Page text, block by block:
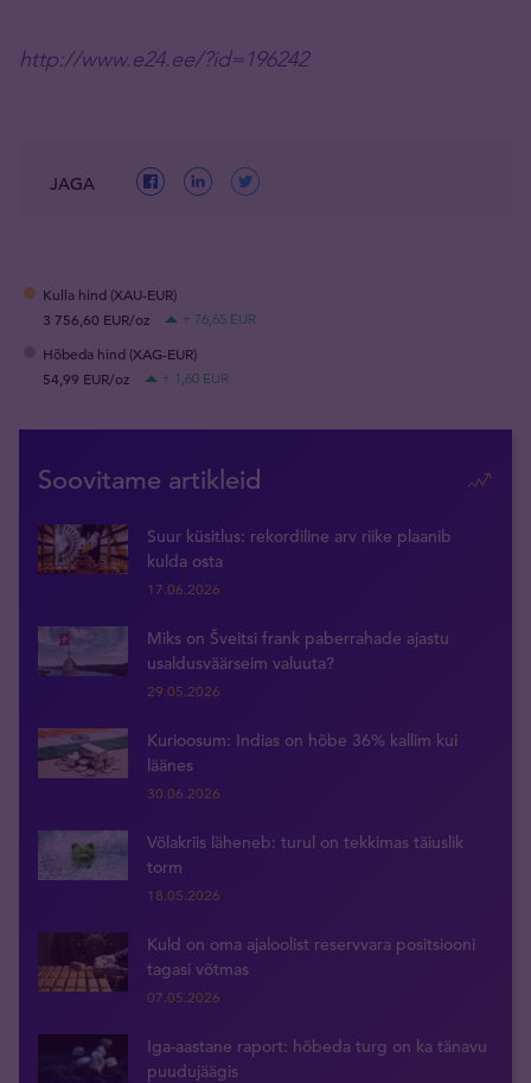
http://www.e24.ee/?id=196242
JAGA
Kulla hind (XAU-EUR)
3 756,60 EUR/oz
+ 76,65 EUR
Hõbeda hind (XAG-EUR)
54,99 EUR/oz
+ 1,60 EUR
Soovitame artikleid
Suur küsitlus: rekordiline arv riike plaanib
kulda osta
17.06.2026
Miks on Šveitsi frank paberrahade ajastu
usaldusväärseim valuuta?
29.05.2026
Kurioosum: Indias on hõbe 36% kallim kui
läänes
30.06.2026
Võlakriis läheneb: turul on tekkimas täiuslik
torm
18.05.2026
Kuld on oma ajaloolist reservvara positsiooni
tagasi võtmas
07.05.2026
Iga-aastane raport: hõbeda turg on ka tänavu
puudujäägis